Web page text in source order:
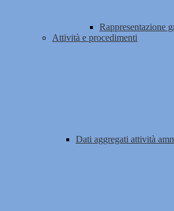
Rappresentazione
Attività e procedimenti
Dati aggregati attività